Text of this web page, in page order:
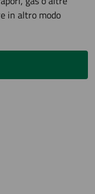
in altro modo